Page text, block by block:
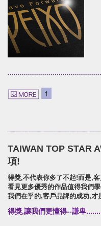
Brand
艾蕾優格/品牌識別/包裝/網頁
U-need Chicken
雲嶺鮮雞/品牌識別/包裝設計/
沛士歐/品牌識別/包裝設計/行
1
TAIWAN TOP STAR
項!
得獎,不代表你多了不起!而是,
看見更多優秀的作品值得我們
我們在乎的,客戶品牌的成功,才
得獎,讓我們更懂得--謙卑